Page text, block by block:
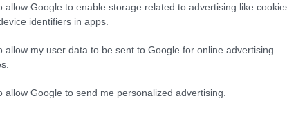
allow Google to enable storage related to advertising like
identifiers in apps.
allow my user data to be sent to Google for online advertising
allow Google to send me personalized advertising.
a koncert után exkluzív, zártkörű
személyes beszélgetésre és közös
Ibolya fővédnökkel és a szervezőkkel.